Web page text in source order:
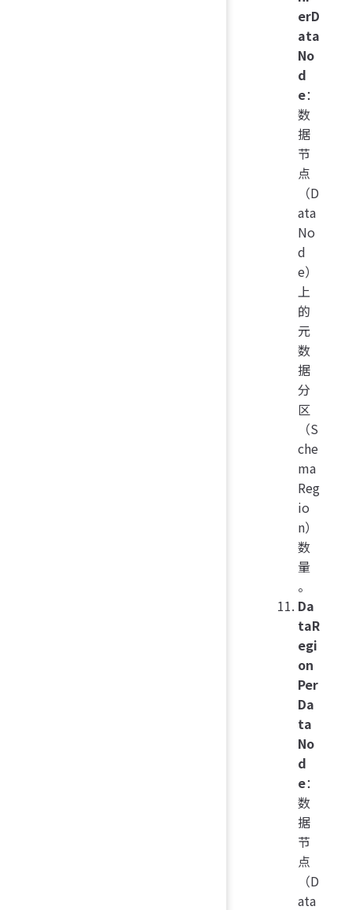
erD
ata
No
d
e：
数
据
节
点
（D
ata
No
d
e）
上
的
元
数
据
分
区
（S
che
ma
Reg
io
n）
数
量
。
Da
taR
egi
on
Per
Da
ta
No
d
e：
数
据
节
点
（D
ata